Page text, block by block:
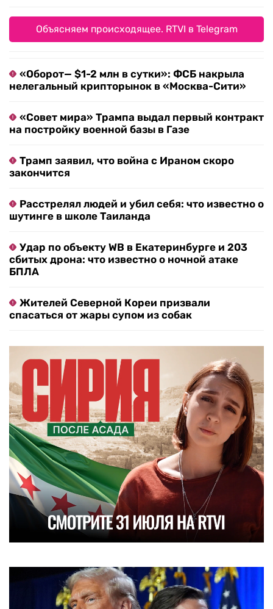
Объясняем происходящее. RTVI в Telegram
«Оборот— $1-2 млн в сутки»: ФСБ накрыла
нелегальный крипторынок в «Москва-Сити»
«Совет мира» Трампа выдал первый контракт
на постройку военной базы в Газе
Трамп заявил, что война с Ираном скоро
закончится
Расстрелял людей и убил себя: что известно о
шутинге в школе Таиланда
Удар по объекту WB в Екатеринбурге и 203
сбитых дрона: что известно о ночной атаке
БПЛА
Жителей Северной Кореи призвали
спасаться от жары супом из собак